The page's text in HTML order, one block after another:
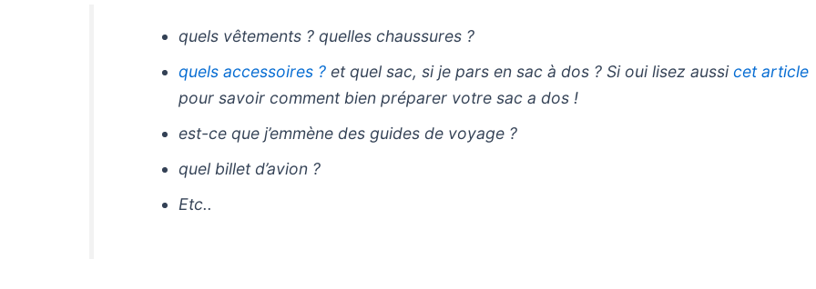
quels vêtements ? quelles chaussures ?
quels accessoires ? et quel sac, si je pars en sac à dos ? Si oui lisez aussicet article
pour savoir comment bien préparer votre sac a dos !
est-ce que j’emmène des guides de voyage ?
quel billet d’avion ?
Etc..